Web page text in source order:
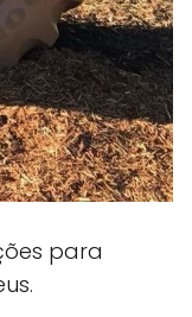
para